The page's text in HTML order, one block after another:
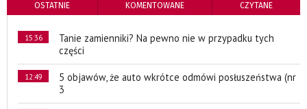
OSTATNIE KOMENTOWANE CZYTANE
15:36
Tanie zamienniki? Na pewno nie w przypadku tych
części
12:49
5 objawów, że auto wkrótce odmówi posłuszeństwa (nr
3